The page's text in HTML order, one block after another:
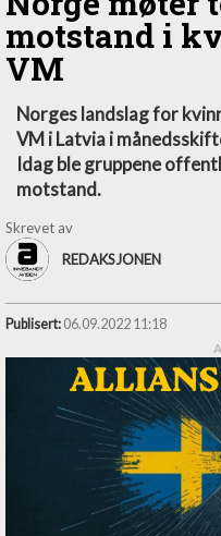
motstand i
VM
Norges landslag for
VM i Latvia i
Idag ble gruppene
motstand.
Skrevet av
REDAKSJONEN
Publisert: 06.09.2022 11:18